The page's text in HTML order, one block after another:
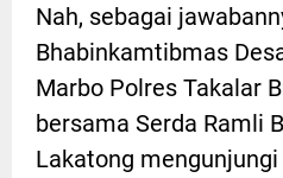
Nah, sebagai
Bhabinkamtibmas
Marbo Polres Takalar
bersama Serda Ramli
Lakatong